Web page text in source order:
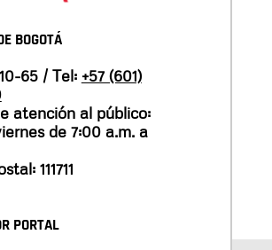
BOGOTÁ
65 / Tel: +57 (601)
atención al público:
de 7:00 a.m. a
111711
PORTAL